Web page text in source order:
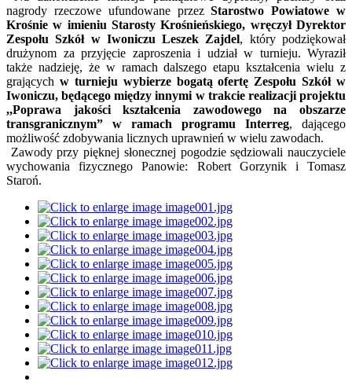
nagrody rzeczowe ufundowane przezStarostwo Powiatowe w
Krośnie w imieniu Starosty Krośnieńskiego, wręczył Dyrektor
Zespołu Szkół w Iwoniczu Leszek Zajdel, który podziękował
drużynom za przyjęcie zaproszenia i udział w turnieju. Wyraził
także nadzieję, że w ramach dalszego etapu kształcenia wielu z
grających w turnieju wybierze bogatą ofertę Zespołu Szkół w
Iwoniczu, będącego między innymi w trakcie realizacji projektu
,,Poprawa jakości kształcenia zawodowego na obszarze
transgranicznym” w ramach programu Interreg, dającego
możliwość zdobywania licznych uprawnień w wielu zawodach.
Zawody przy pięknej słonecznej pogodzie sędziowali nauczyciele
wychowania fizycznego Panowie: Robert Gorzynik i Tomasz
Staroń.